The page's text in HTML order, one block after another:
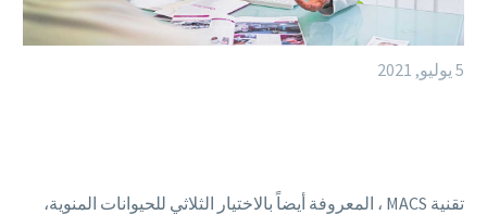
5 يوليو, 2021
تقنية MACS ، المعروفة أيضاً بالاختيار الثلاثي للحيوانات المنوية،